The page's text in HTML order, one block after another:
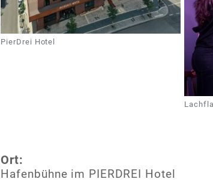
PierDrei Hotel
Ort:
Hafenbühne im PIERDREI Hotel